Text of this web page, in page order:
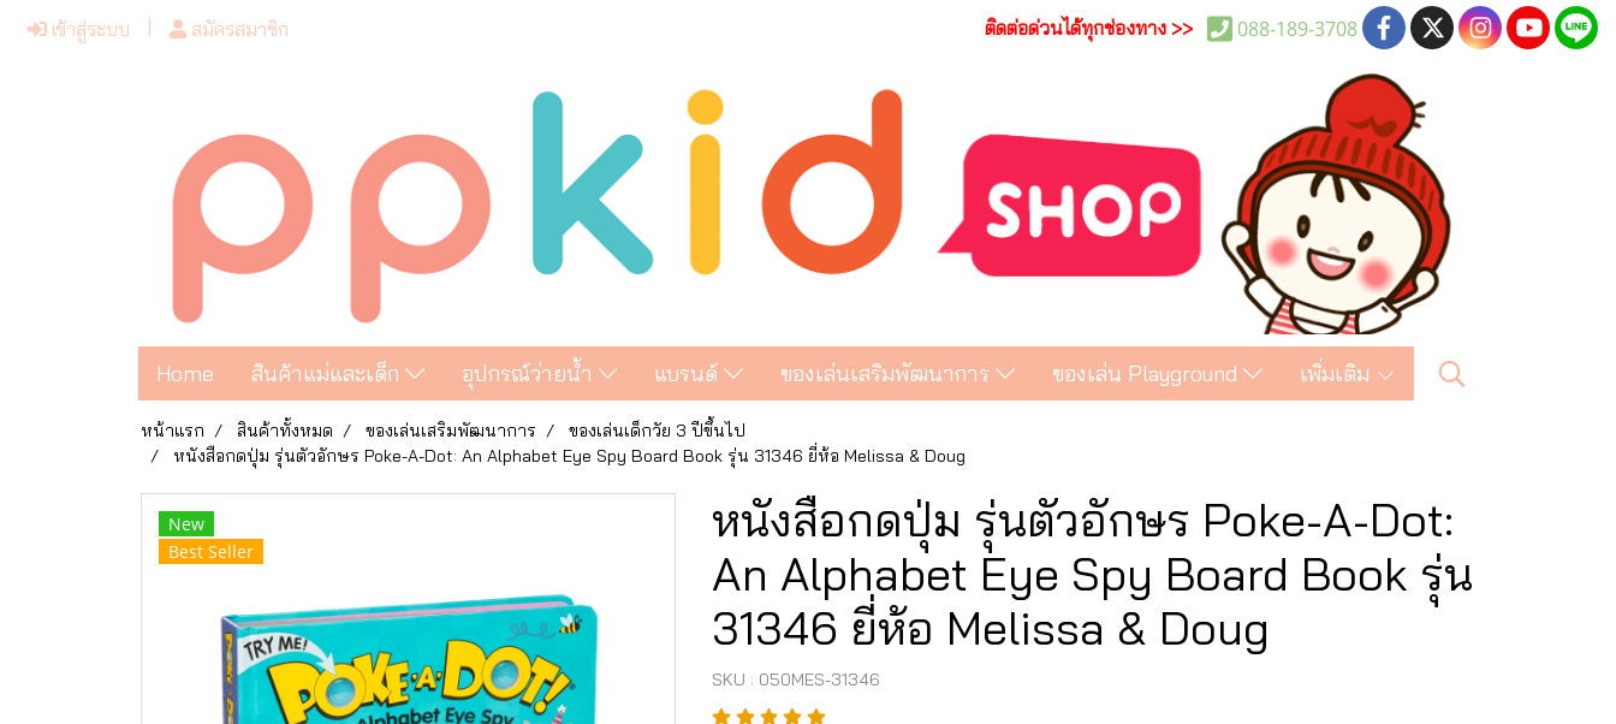
เข้าสู่ระบบ สมัครสมาชิก ติดต่อด่วนได้ทุกช่องทาง >> 088-189-3708
Home สินค้าแม่และเด็ก อุปกรณ์ว่ายน้ำ แบรนด์ ของเล่นเสริมพัฒนาการ ของเล่น Playground เพิ่มเติม
หน้าแรก สินค้าทั้งหมด ของเล่นเสริมพัฒนาการ
ของเล่นเด็กวัย 3 ปีขึ้นไป
หนังสือกดปุ่ม รุ่นตัวอักษร Poke-A-Dot: An Alphabet Eye Spy Board Book รุ่น 31346 ยี่ห้อ Melissa & Doug
New
Best Seller
หนังสือกดปุ่ม รุ่นตัวอักษร Poke-A-Dot:
An Alphabet Eye Spy Board Book รุ่น
31346 ยี่ห้อ Melissa & Doug
SKU : 050MES-31346